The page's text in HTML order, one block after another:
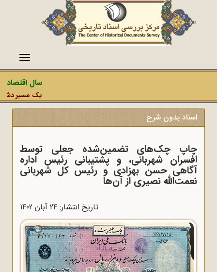
منو
سال اقتصاد
یک مسیر
اسناد بدون شرح
چاپ چک‌های تضمین‌شده جعلی توسط
افسران شهربانی، و پشتیبانی رئیس اداره
آگاهی حسن بهزادی و رئیس کل شهربانی
نعمت‌الله نصیری از آن‌ها
تاریخ انتشار: 24 آبان 1402